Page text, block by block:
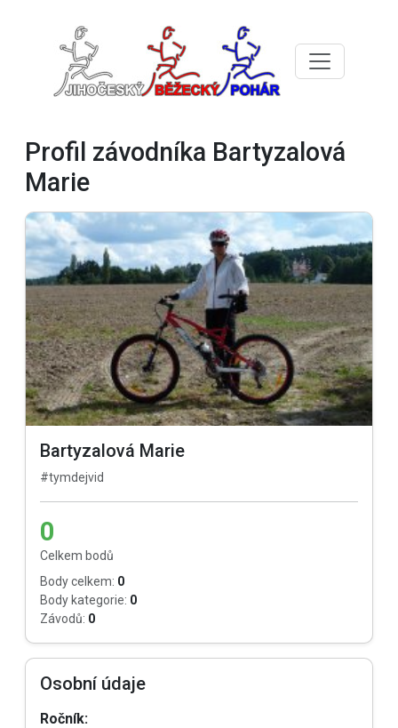
Profil závodníka Bartyzalová
Marie
Bartyzalová Marie
#tymdejvid
0
Celkem bodů
Body celkem: 0
Body kategorie: 0
Závodů: 0
Osobní údaje
Ročník: